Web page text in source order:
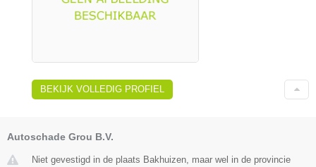
BEKIJK VOLLEDIG PROFIEL
Autoschade Grou B.V.
Niet gevestigd in de plaats Bakhuizen, maar wel in de provincie